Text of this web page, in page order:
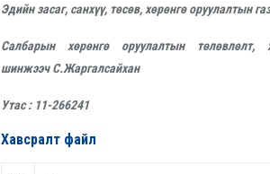
Эдийн засаг, санхүү, төсөв, хөрөнгө оруулалтын
Салбарын хөрөнгө оруулалтын төлөвлөлт,
шинжээч С.Жаргалсайхан
Утас : 11-266241
Хавсралт файл